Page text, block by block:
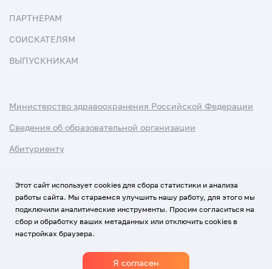
ПАРТНЕРАМ
СОИСКАТЕЛЯМ
ВЫПУСКНИКАМ
Министерство здравоохранения Российской Федерации
Сведения об образовательной организации
Абитуриенту
Использование Cookies
Политика обработки персональных данных
Этот сайт использует cookies для сбора статистики и анализа
работы сайта. Мы стараемся улучшить нашу работу, для этого мы
подключили аналитические инструменты. Просим согласиться на
сбор и обработку ваших метаданных или отключить cookies в
настройках браузера.
Я согласен